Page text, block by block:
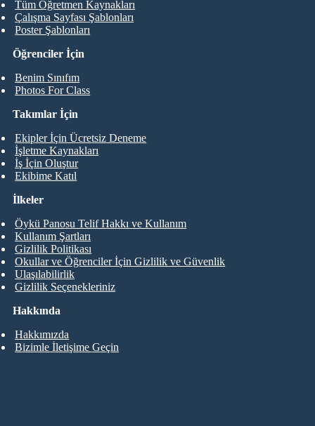
Öğrenciler İçin
Benim Sınıfım
Photos For Class
Tüm Öğretmen Kaynakları
Çalışma Sayfası Şablonları
Poster Şablonları
Takımlar İçin
Ekipler İçin Ücretsiz Deneme
İşletme Kaynakları
İş İçin Oluştur
Ekibime Katıl
Hakkında
Hakkımızda
Bizimle İletişime Geçin
İlkeler
Öykü Panosu Telif Hakkı ve Kullanım
Kullanım Şartları
Gizlilik Politikası
Okullar ve Öğrenciler İçin Gizlilik ve Güvenlik
Ulaşılabilirlik
Gizlilik Seçenekleriniz